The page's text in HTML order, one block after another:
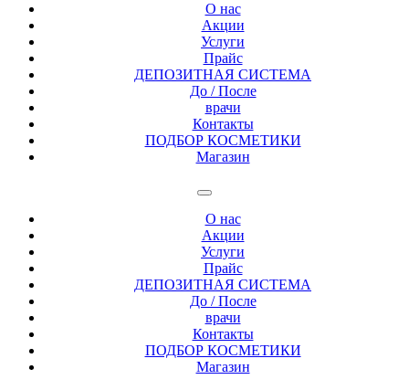
О нас
Акции
Услуги
Прайс
ДЕПОЗИТНАЯ СИСТЕМА
До / После
врачи
Контакты
ПОДБОР КОСМЕТИКИ
Магазин
О нас
Акции
Услуги
Прайс
ДЕПОЗИТНАЯ СИСТЕМА
До / После
врачи
Контакты
ПОДБОР КОСМЕТИКИ
Магазин